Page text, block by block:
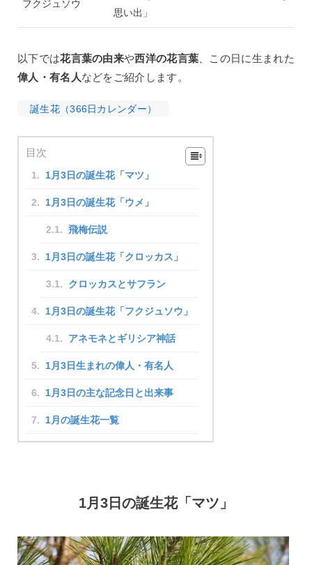
フクジュソウ
思い出」
以下では花言葉の由来や西洋の花言葉 、この日に生まれた
偉人・有名人などをご紹介します。
誕生花（366日カレンダー）
目次
1月3日の誕生花「マツ」
1月3日の誕生花「ウメ」
飛梅伝説
1月3日の誕生花「クロッカス」
クロッカスとサフラン
1月3日の誕生花「フクジュソウ」
アネモネとギリシア神話
1月3日生まれの偉人・有名人
1月3日の主な記念日と出来事
1月の誕生花一覧
1月3日の誕生花「マツ」